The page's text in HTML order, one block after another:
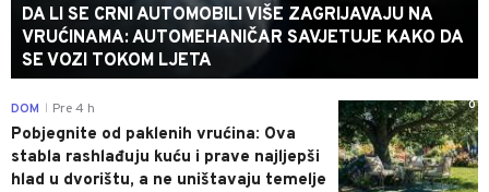
DA LI SE CRNI AUTOMOBILI VIŠE ZAGRIJAVAJU NA
VRUĆINAMA: AUTOMEHANIČAR SAVJETUJE KAKO DA
SE VOZI TOKOM LJETA
0
DOM Pre 4 h
Pobjegnite od paklenih vrućina: Ova
stabla rashlađuju kuću i prave najljepši
hlad u dvorištu, a ne uništavaju temelje